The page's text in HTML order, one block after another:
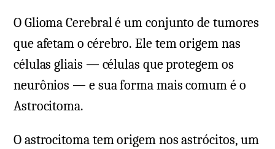
O Glioma Cerebral é um conjunto de tumores
que afetam o cérebro. Ele tem origem nas
células gliais — células que protegem os
neurônios — e sua forma mais comum é o
Astrocitoma.
O astrocitoma tem origem nos astrócitos, um